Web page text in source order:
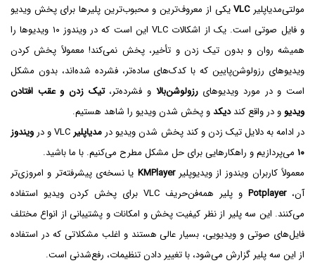
مولتی‌مدیاپلیرVLCیکی از معروف‌ترین و محبوب‌ترین پلیرها برای پخش ویدیو
و فایل صوتی است. یک از اشکالات VLC این است که در ویندوز ۱۰ ویدیوها را
همیشه روان و بدون تیک‌ زدن و تأخیر، پخش نمی‌کند! معمولاً پخش کردن
ویدیوهای رزولوشن‌پایین که با کدک‌های ساده‌تر، فشرده شده‌اند، بدون مشکل
است و در مورد ویدیوهایرزولوشن‌بالا و فشرده‌تر،تیک زدن و عقب افتادن
ویدیو و در واقع کنددیکدو پخش شدن ویدیو را شاهد هستیم.
در ادامه به دلایل تیک زدن و کند پخش شدن ویدیو در مدیاپلیر
ویندوز
۱۰ می‌پردازیم و راهکارهایی برای حل مشکل مطرح می‌کنیم. با ما باشید.
معمولاً کاربران ویندوز از ویدیوپلیرKMPlayer یا نسخه‌ی پیشرفته‌تر و امروزی‌تر
آن،Potplayer
و پلیر همه‌فن‌حریف VLC برای پخش کردن ویدیو استفاده
می‌کنند. این سه پلیر از نظر کیفیت پخش و امکانات و پشتیبانی از انواع مختلف
فایل‌های صوتی و ویدیویی، بسیار عالی هستند و اغلب مشکلاتی که در استفاده
از این سه پلیر گزارش می‌شود، با تغییر دادن تنظیمات، رفع‌شدنی است.